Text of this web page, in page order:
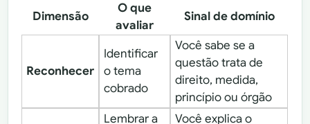
Dimensão
O que
avaliar
Sinal de domínio
Reconhecer
Identificar
o tema
cobrado
Você sabe se a
questão trata de
direito, medida,
princípio ou órgão
Lembrar a
Você explica o